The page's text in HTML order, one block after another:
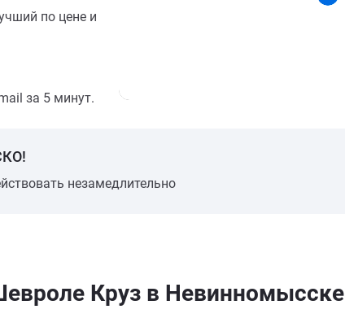
по цене и
за 5 минут.
незамедлительно
Круз в Невинномысске